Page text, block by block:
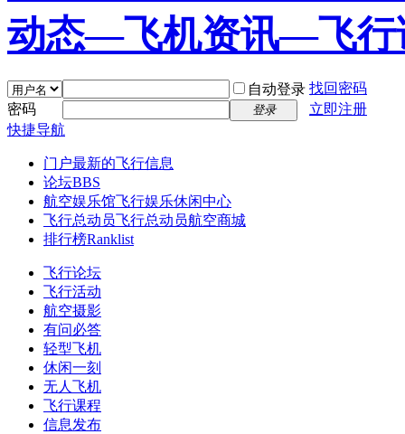
自动登录 找回密码
密码
登录
立即注册
快捷导航
门户最新的飞行信息
论坛BBS
航空娱乐馆飞行娱乐休闲中心
飞行总动员飞行总动员航空商城
排行榜Ranklist
飞行论坛
飞行活动
航空摄影
有问必答
轻型飞机
休闲一刻
无人飞机
飞行课程
信息发布